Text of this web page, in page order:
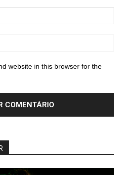
website in this browser for the